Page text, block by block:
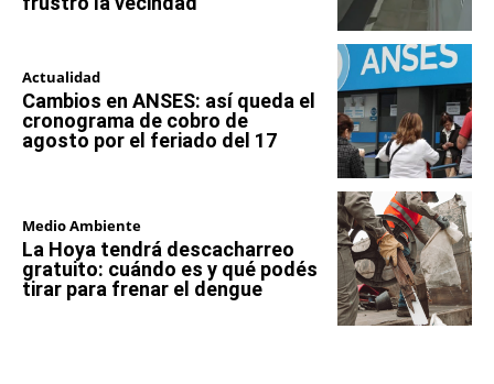
Actualidad
Cambios en ANSES: así queda el
cronograma de cobro de
agosto por el feriado del 17
Medio Ambiente
La Hoya tendrá descacharreo
gratuito: cuándo es y qué podés
tirar para frenar el dengue